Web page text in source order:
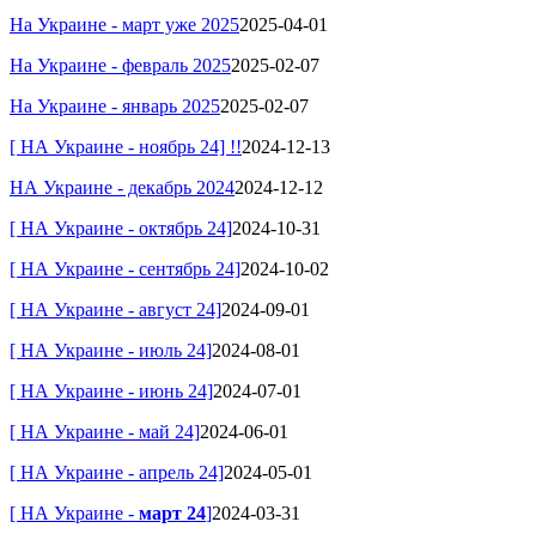
На Украине - март уже 20252025-04-01
На Украине - февраль 20252025-02-07
На Украине - январь 20252025-02-07
[ НА Украине - ноябрь 24] !!2024-12-13
НА Украине - декабрь 20242024-12-12
[ НА Украине - октябрь 24]2024-10-31
[ НА Украине - сентябрь 24]2024-10-02
[ НА Украине - август 24]2024-09-01
[ НА Украине - июль 24]2024-08-01
[ НА Украине - июнь 24]2024-07-01
[ НА Украине - май 24]2024-06-01
[ НА Украине - апрель 24]2024-05-01
[ НА Украине - март 24]2024-03-31